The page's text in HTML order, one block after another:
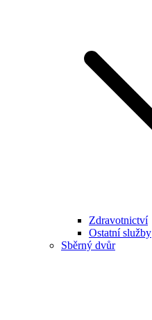
Zdravotnictví
Ostatní služby
Sběrný dvůr